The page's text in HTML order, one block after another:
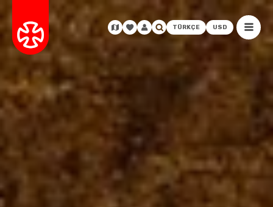
TÜRKÇE USD